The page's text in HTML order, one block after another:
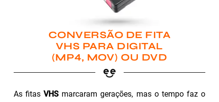
CONVERSÃO DE FITA
VHS PARA DIGITAL
(MP4, MOV) OU DVD
As fitasVHS marcaram gerações, mas o tempo faz o